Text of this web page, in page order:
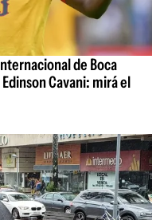
de Boca
Cavani: mirá el